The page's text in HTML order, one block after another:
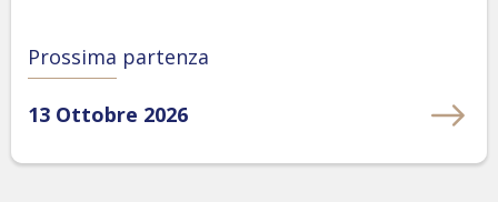
Prossima partenza
13 Ottobre 2026